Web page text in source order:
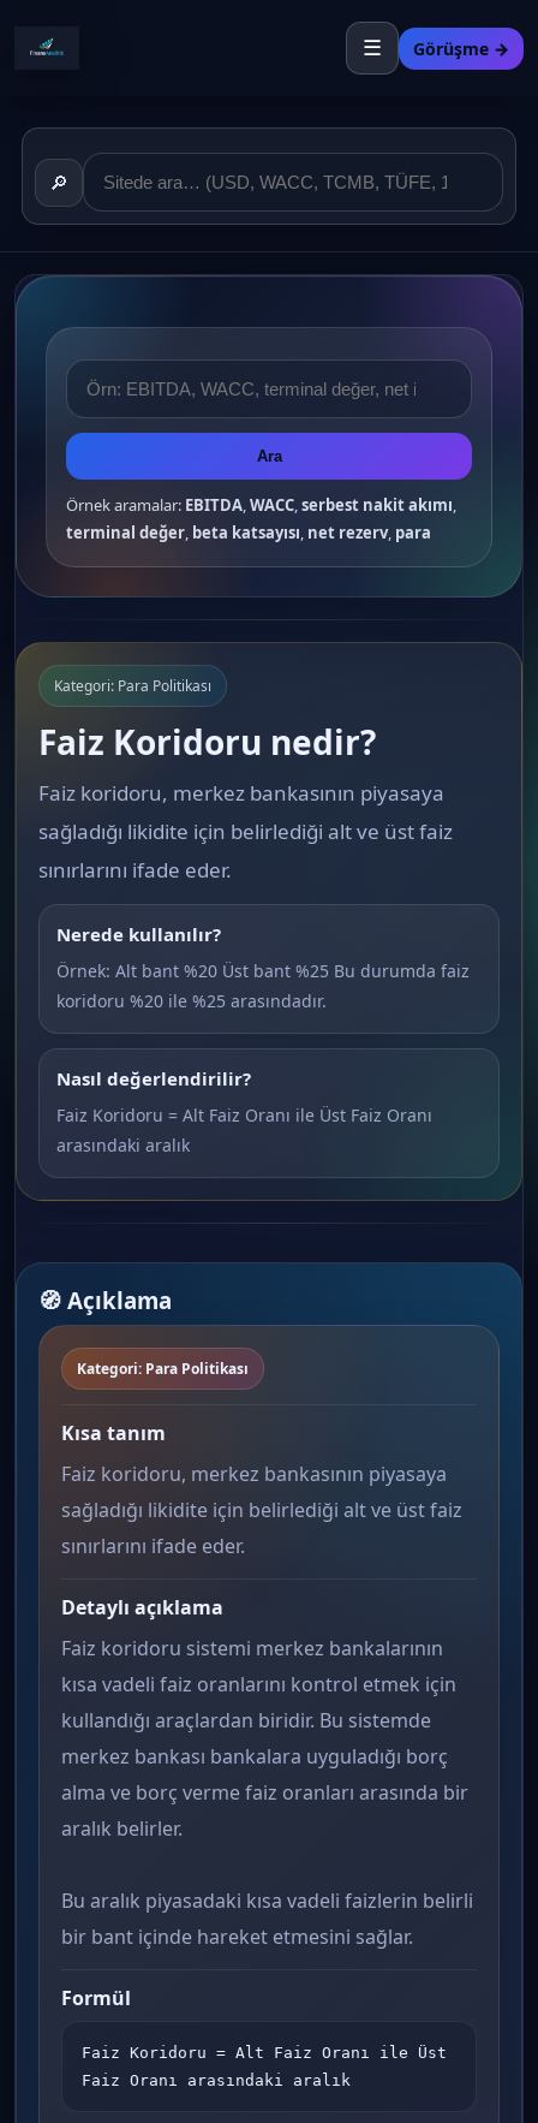
☰ Görüşme →
🔎
Ara
Örnek aramalar: EBITDA,WACC,serbest nakit akımı,
terminal değer, beta katsayısı, net rezerv, para
Kategori: Para Politikası
Faiz Koridoru nedir?
Faiz koridoru, merkez bankasının piyasaya
sağladığı likidite için belirlediği alt ve üst faiz
sınırlarını ifade eder.
Nerede kullanılır?
Örnek: Alt bant %20 Üst bant %25 Bu durumda faiz
koridoru %20 ile %25 arasındadır.
Nasıl değerlendirilir?
Faiz Koridoru = Alt Faiz Oranı ile Üst Faiz Oranı
arasındaki aralık
🧭 Açıklama
Kategori: Para Politikası
Kısa tanım
Faiz koridoru, merkez bankasının piyasaya
sağladığı likidite için belirlediği alt ve üst faiz
sınırlarını ifade eder.
Detaylı açıklama
Faiz koridoru sistemi merkez bankalarının
kısa vadeli faiz oranlarını kontrol etmek için
kullandığı araçlardan biridir. Bu sistemde
merkez bankası bankalara uyguladığı borç
alma ve borç verme faiz oranları arasında bir
aralık belirler.
Bu aralık piyasadaki kısa vadeli faizlerin belirli
bir bant içinde hareket etmesini sağlar.
Formül
Faiz Koridoru = Alt Faiz Oranı ile Üst
Faiz Oranı arasındaki aralık